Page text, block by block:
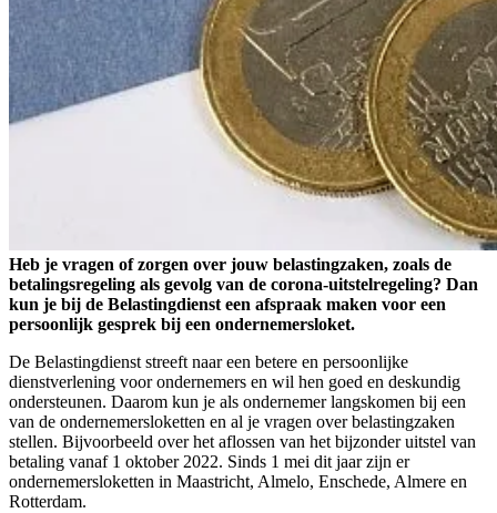
Heb je vragen of zorgen over jouw belastingzaken, zoals de
betalingsregeling als gevolg van de corona-uitstelregeling? Dan
kun je bij de Belastingdienst een afspraak maken voor een
persoonlijk gesprek bij een ondernemersloket.
De Belastingdienst streeft naar een betere en persoonlijke
dienstverlening voor ondernemers en wil hen goed en deskundig
ondersteunen. Daarom kun je als ondernemer langskomen bij een
van de ondernemersloketten en al je vragen over belastingzaken
stellen. Bijvoorbeeld over het aflossen van het bijzonder uitstel van
betaling vanaf 1 oktober 2022. Sinds 1 mei dit jaar zijn er
ondernemersloketten in Maastricht, Almelo, Enschede, Almere en
Rotterdam.